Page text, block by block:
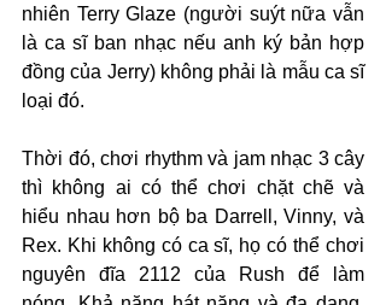
nhiên Terry Glaze (người suýt nữa vẫn
là ca sĩ ban nhạc nếu anh ký bản hợp
đồng của Jerry) không phải là mẫu ca sĩ
loại đó.
Thời đó, chơi rhythm và jam nhạc 3 cây
thì không ai có thể chơi chặt chẽ và
hiểu nhau hơn bộ ba Darrell, Vinny, và
Rex. Khi không có ca sĩ, họ có thể chơi
nguyên đĩa 2112 của Rush để làm